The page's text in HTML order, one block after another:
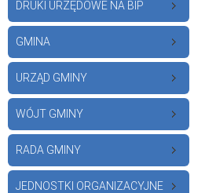
DRUKI URZĘDOWE NA BIP
GMINA
URZĄD GMINY
WÓJT GMINY
RADA GMINY
JEDNOSTKI ORGANIZACYJNE